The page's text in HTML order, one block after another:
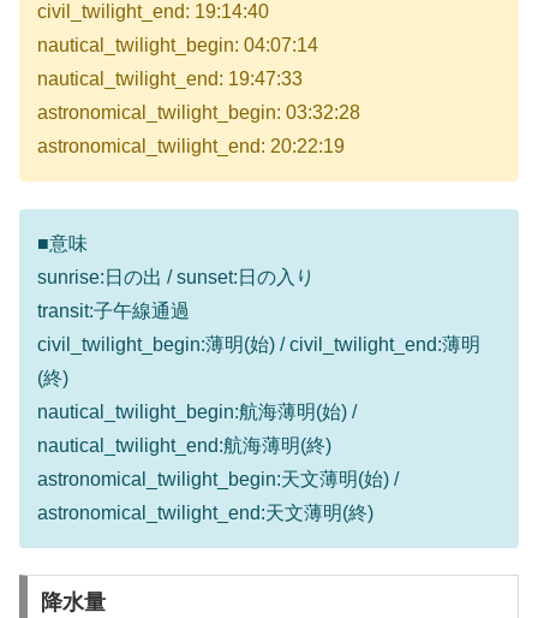
civil_twilight_end: 19:14:40
nautical_twilight_begin: 04:07:14
nautical_twilight_end: 19:47:33
astronomical_twilight_begin: 03:32:28
astronomical_twilight_end: 20:22:19
■意味
sunrise:日の出 / sunset:日の入り
transit:子午線通過
civil_twilight_begin:薄明(始) / civil_twilight_end:薄明
(終)
nautical_twilight_begin:航海薄明(始) /
nautical_twilight_end:航海薄明(終)
astronomical_twilight_begin:天文薄明(始) /
astronomical_twilight_end:天文薄明(終)
降水量